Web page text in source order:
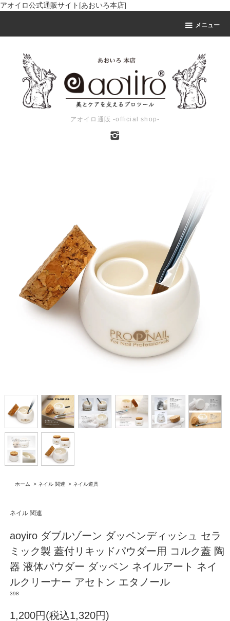
アオイロ公式通販サイト[あおいろ本店]
メニュー
アオイロ通販 -official shop-
ホーム > ネイル 関連 > ネイル道具
ネイル 関連
aoyiro ダブルゾーン ダッペンディッシュ セラ
ミック製 蓋付リキッドパウダー用 コルク蓋 陶
器 液体パウダー ダッペン ネイルアート ネイ
ルクリーナー アセトン エタノール
398
1,200円(税込1,320円)